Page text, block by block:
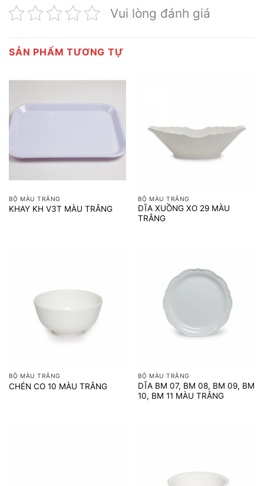
Vui lòng đánh giá
SẢN PHẨM TƯƠNG TỰ
BỘ MÀU TRẮNG
KHAY KH V3T MÀU TRẮNG
BỘ MÀU TRẮNG
DĨA XUỒNG XO 29 MÀU
TRẮNG
BỘ MÀU TRẮNG
CHÉN CO 10 MÀU TRẮNG
BỘ MÀU TRẮNG
DĨA BM 07, BM 08, BM 09, BM
10, BM 11 MÀU TRẮNG